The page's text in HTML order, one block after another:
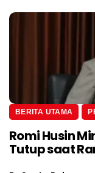
BERITA UTAMA
Romi Husin
Tutup saat